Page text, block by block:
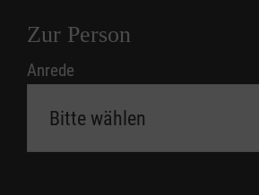
Zur Person
Anrede